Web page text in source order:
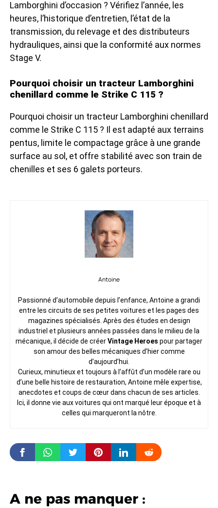
Lamborghini d’occasion ? Vérifiez l’année, les
heures, l’historique d’entretien, l’état de la
transmission, du relevage et des distributeurs
hydrauliques, ainsi que la conformité aux normes
Stage V.
Pourquoi choisir un tracteur Lamborghini
chenillard comme le Strike C 115 ?
Pourquoi choisir un tracteur Lamborghini chenillard
comme le Strike C 115 ? Il est adapté aux terrains
pentus, limite le compactage grâce à une grande
surface au sol, et offre stabilité avec son train de
chenilles et ses 6 galets porteurs.
Antoine
Passionné d’automobile depuis l’enfance, Antoine a grandi
entre les circuits de ses petites voitures et les pages des
magazines spécialisés. Après des études en design
industriel et plusieurs années passées dans le milieu de la
mécanique, il décide de créerVintage Heroes pour partager
son amour des belles mécaniques d’hier comme
d’aujourd’hui.
Curieux, minutieux et toujours à l’affût d’un modèle rare ou
d’une belle histoire de restauration, Antoine mêle expertise,
anecdotes et coups de cœur dans chacun de ses articles.
Ici, il donne vie aux voitures qui ont marqué leur époque et à
celles qui marqueront la nôtre.
A ne pas manquer :